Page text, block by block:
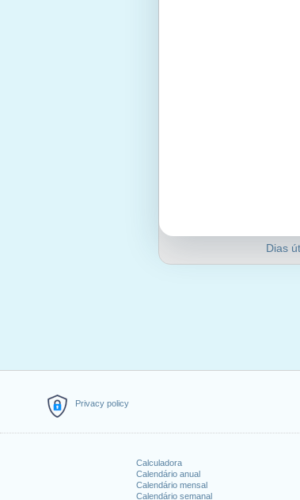
Privacy policy
Calculadora
Calendário anual
Calendário mensal
Calendário semanal
Dias